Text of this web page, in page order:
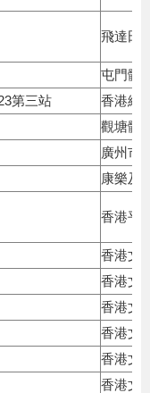
飛達田
屯門體
第三站
香港網
觀塘體
廣州市
康樂及
香港平
香港文
香港文
香港文
香港文
香港文
香港文